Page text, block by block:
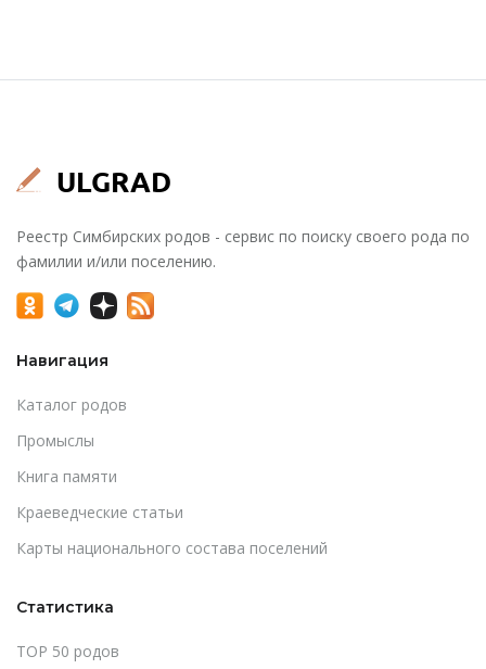
Реестр Симбирских родов - сервис по поиску своего рода по
фамилии и/или поселению.
Навигация
Каталог родов
Промыслы
Книга памяти
Краеведческие статьи
Карты национального состава поселений
Статистика
TOP 50 родов